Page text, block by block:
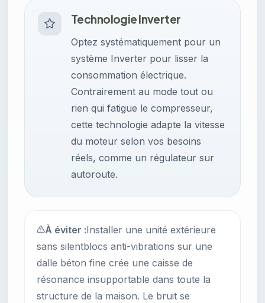
Technologie Inverter
Optez systématiquement pour un
système Inverter pour lisser la
consommation électrique.
Contrairement au mode tout ou
rien qui fatigue le compresseur,
cette technologie adapte la vitesse
du moteur selon vos besoins
réels, comme un régulateur sur
autoroute.
À éviter :Installer une unité extérieure
sans silentblocs anti-vibrations sur une
dalle béton fine crée une caisse de
résonance insupportable dans toute la
structure de la maison. Le bruit se